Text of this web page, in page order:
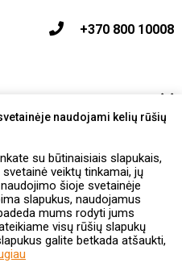
naudojami kelių rūšių
su būtinaisiais slapukais,
veiktų tinkamai, jų
šioje svetainėje
slapukus, naudojamus
mums rodyti jums
visų rūšių slapukų
galite betkada atšaukti,
+370 800 10008